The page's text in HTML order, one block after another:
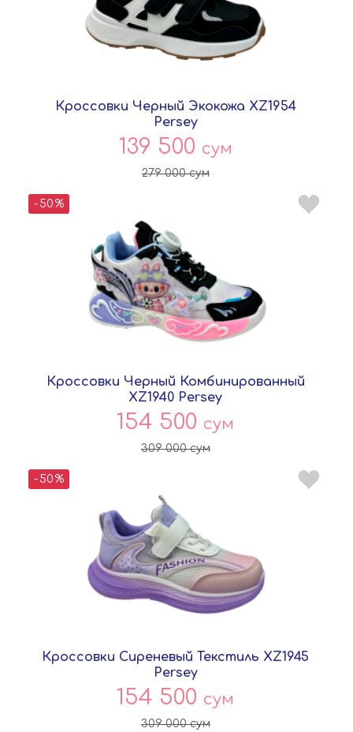
Кроссовки Черный Экокожа XZ1954
Persey
139 500 сум
279 000сум
-50%
Кроссовки Черный Комбинированный
XZ1940 Persey
154 500 сум
309 000сум
-50%
Кроссовки Сиреневый Текстиль XZ1945
Persey
154 500 сум
309 000сум